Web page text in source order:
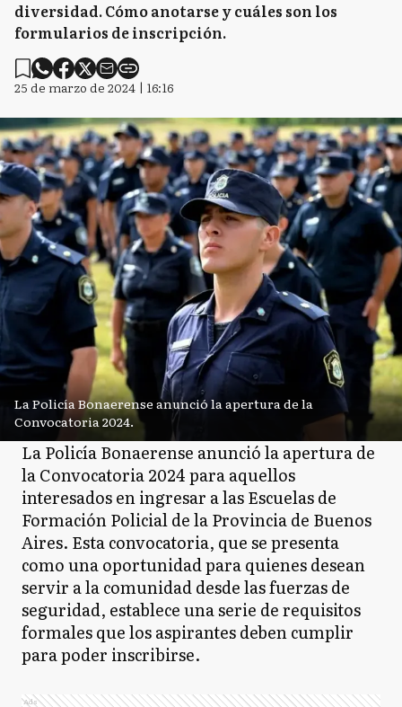
diversidad. Cómo anotarse y cuáles son los
formularios de inscripción.
25 de marzo de 2024 | 16:16
La Policía Bonaerense anunció la apertura de la
Convocatoria 2024.
La Policía Bonaerense anunció la apertura de
la Convocatoria 2024 para aquellos
interesados en ingresar a las Escuelas de
Formación Policial de la Provincia de Buenos
Aires. Esta convocatoria, que se presenta
como una oportunidad para quienes desean
servir a la comunidad desde las fuerzas de
seguridad, establece una serie de requisitos
formales que los aspirantes deben cumplir
para poder inscribirse.
Ads